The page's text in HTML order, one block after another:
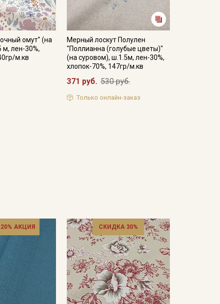
омут" (на
м, лен-30%,
м.кв
Мерный лоскут Полулен
"Поллианна (голубые цветы)"
(на суровом), ш.1.5м, лен-30%,
хлопок-70%, 147гр/м.кв
371 руб. 530 руб.
Только онлайн-заказ
АКЦИЯ СКИДКА 30%